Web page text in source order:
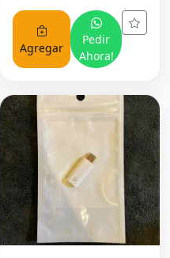
Agregar
Pedir
Ahora!